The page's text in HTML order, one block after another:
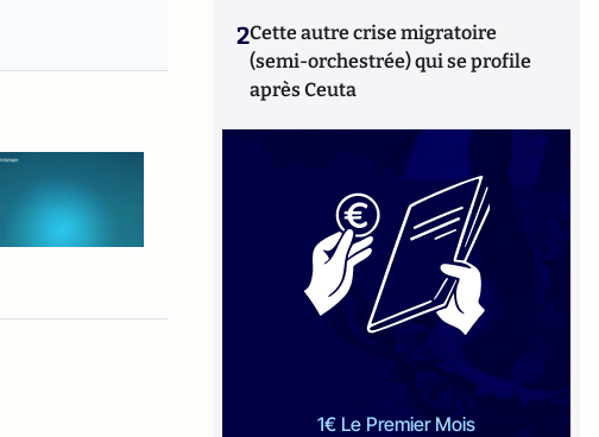
2Cette autre crise migratoire
(semi-orchestrée) qui se profile
après Ceuta
1€ Le Premier Mois